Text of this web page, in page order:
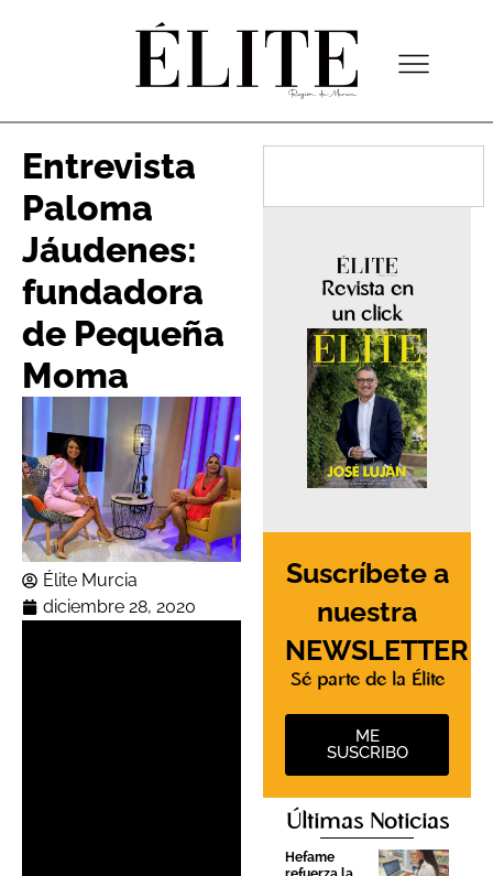
Entrevista
Paloma
Jáudenes:
fundadora
de Pequeña
Moma
Élite Murcia
diciembre 28, 2020
Revista en
un click
Suscríbete a
nuestra
NEWSLETTER
Sé parte de la Élite
ME
SUSCRIBO
Últimas Noticias
Hefame